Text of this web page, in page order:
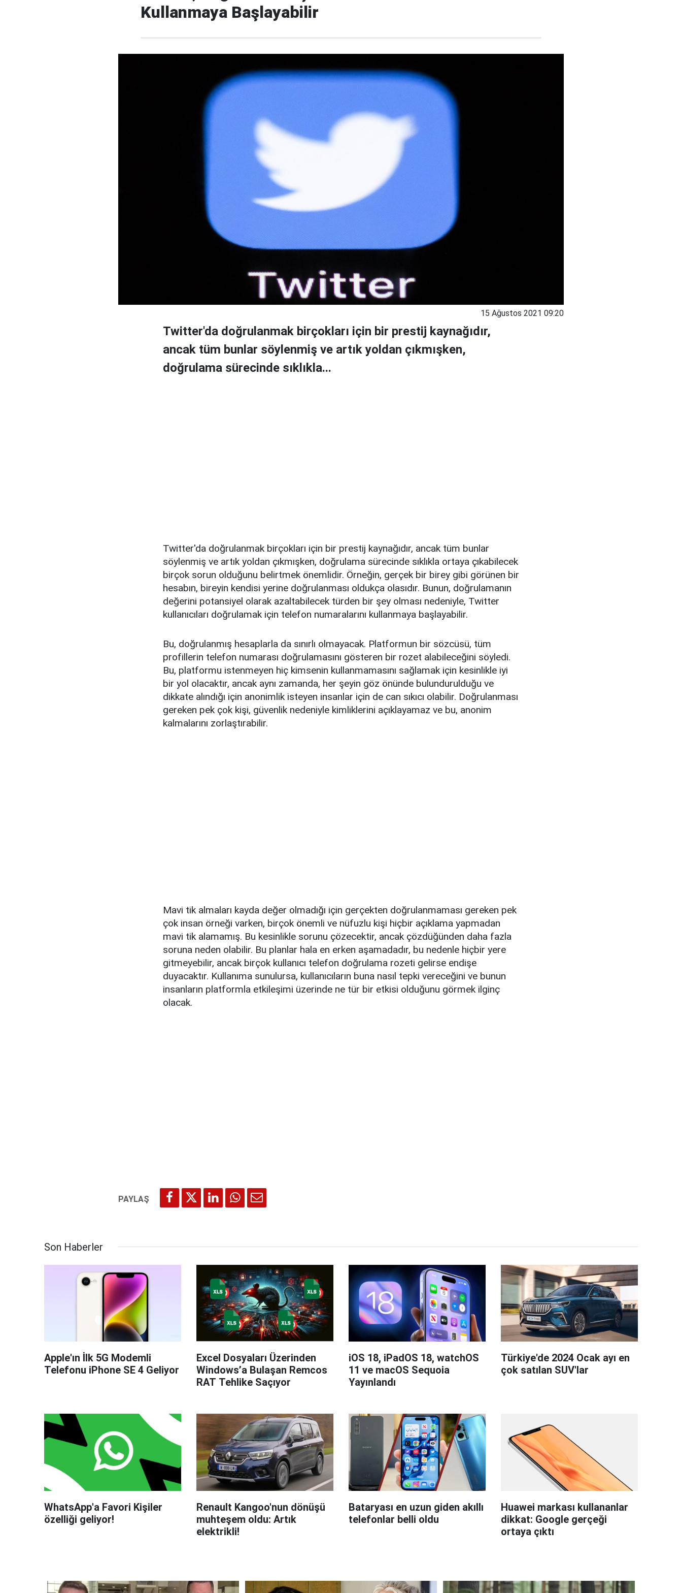
Kullanmaya Başlayabilir
15 Ağustos 2021 09:20
Twitter'da doğrulanmak birçokları için bir prestij kaynağıdır,
ancak tüm bunlar söylenmiş ve artık yoldan çıkmışken,
doğrulama sürecinde sıklıkla...
Twitter'da doğrulanmak birçokları için bir prestij kaynağıdır, ancak tüm bunlar
söylenmiş ve artık yoldan çıkmışken, doğrulama sürecinde sıklıkla ortaya çıkabilecek
birçok sorun olduğunu belirtmek önemlidir. Örneğin, gerçek bir birey gibi görünen bir
hesabın, bireyin kendisi yerine doğrulanması oldukça olasıdır. Bunun, doğrulamanın
değerini potansiyel olarak azaltabilecek türden bir şey olması nedeniyle, Twitter
kullanıcıları doğrulamak için telefon numaralarını kullanmaya başlayabilir.
Bu, doğrulanmış hesaplarla da sınırlı olmayacak. Platformun bir sözcüsü, tüm
profillerin telefon numarası doğrulamasını gösteren bir rozet alabileceğini söyledi.
Bu, platformu istenmeyen hiç kimsenin kullanmamasını sağlamak için kesinlikle iyi
bir yol olacaktır, ancak aynı zamanda, her şeyin göz önünde bulundurulduğu ve
dikkate alındığı için anonimlik isteyen insanlar için de can sıkıcı olabilir. Doğrulanması
gereken pek çok kişi, güvenlik nedeniyle kimliklerini açıklayamaz ve bu, anonim
kalmalarını zorlaştırabilir.
Mavi tik almaları kayda değer olmadığı için gerçekten doğrulanmaması gereken pek
çok insan örneği varken, birçok önemli ve nüfuzlu kişi hiçbir açıklama yapmadan
mavi tik alamamış. Bu kesinlikle sorunu çözecektir, ancak çözdüğünden daha fazla
soruna neden olabilir. Bu planlar hala en erken aşamadadır, bu nedenle hiçbir yere
gitmeyebilir, ancak birçok kullanıcı telefon doğrulama rozeti gelirse endişe
duyacaktır. Kullanıma sunulursa, kullanıcıların buna nasıl tepki vereceğini ve bunun
insanların platformla etkileşimi üzerinde ne tür bir etkisi olduğunu görmek ilginç
olacak.
Son Haberler
Apple'ın İlk 5G Modemli
Telefonu iPhone SE 4 Geliyor
Excel Dosyaları Üzerinden
Windows’a Bulaşan Remcos
RAT Tehlike Saçıyor
iOS 18, iPadOS 18, watchOS
11 ve macOS Sequoia
Yayınlandı
Türkiye'de 2024 Ocak ayı en
çok satılan SUV'lar
WhatsApp'a Favori Kişiler
özelliği geliyor!
Renault Kangoo'nun dönüşü
muhteşem oldu: Artık
elektrikli!
Bataryası en uzun giden akıllı
telefonlar belli oldu
Huawei markası kullananlar
dikkat: Google gerçeği
ortaya çıktı